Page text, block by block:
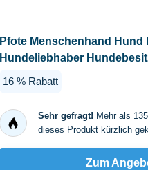
Pfote Menschenhand Hund
Hundeliebhaber
16 % Rabatt
Sehr gefragt! Mehr als
dieses Produkt kürzlich
Zum